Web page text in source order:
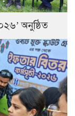
অনুষ্ঠিত